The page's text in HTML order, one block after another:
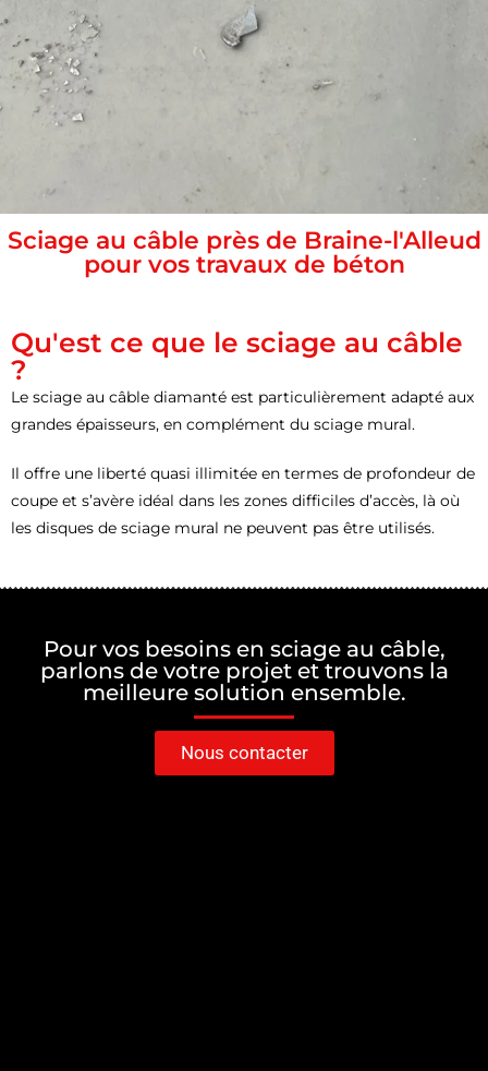
Sciage au câble près de Braine-l'Alleud
pour vos travaux de béton
Qu'est ce que le sciage au câble
?
Le sciage au câble diamanté est particulièrement adapté aux
grandes épaisseurs, en complément du sciage mural.
Il offre une liberté quasi illimitée en termes de profondeur de
coupe et s’avère idéal dans les zones difficiles d’accès, là où
les disques de sciage mural ne peuvent pas être utilisés.
Pour vos besoins en sciage au câble,
parlons de votre projet et trouvons la
meilleure solution ensemble.
Nous contacter